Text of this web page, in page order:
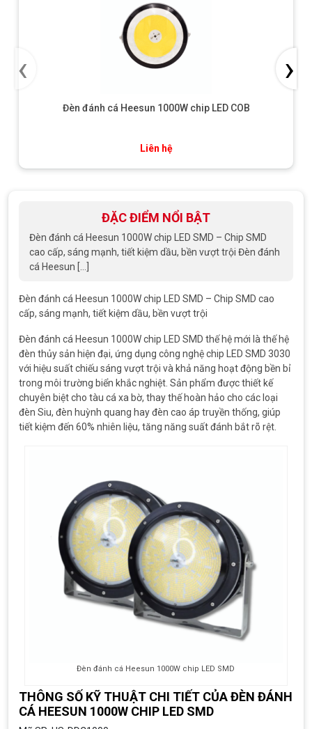
Đèn đánh cá Heesun 1000W chip LED COB
Liên hệ
‹ ›
ĐẶC ĐIỂM NỔI BẬT
Đèn đánh cá Heesun 1000W chip LED SMD – Chip SMD
cao cấp, sáng mạnh, tiết kiệm dầu, bền vượt trội Đèn đánh
cá Heesun […]
Đèn đánh cá Heesun 1000W chip LED SMD – Chip SMD cao
cấp, sáng mạnh, tiết kiệm dầu, bền vượt trội
Đèn đánh cá Heesun 1000W chip LED SMD thế hệ mới là thế hệ
đèn thủy sản hiện đại, ứng dụng công nghệ chip LED SMD 3030
với hiệu suất chiếu sáng vượt trội và khả năng hoạt động bền bỉ
trong môi trường biển khắc nghiệt. Sản phẩm được thiết kế
chuyên biệt cho tàu cá xa bờ, thay thế hoàn hảo cho các loại
đèn Siu, đèn huỳnh quang hay đèn cao áp truyền thống, giúp
tiết kiệm đến 60% nhiên liệu, tăng năng suất đánh bắt rõ rệt.
Đèn đánh cá Heesun 1000W chip LED SMD
THÔNG SỐ KỸ THUẬT CHI TIẾT CỦA ĐÈN ĐÁNH
CÁ HEESUN 1000W CHIP LED SMD